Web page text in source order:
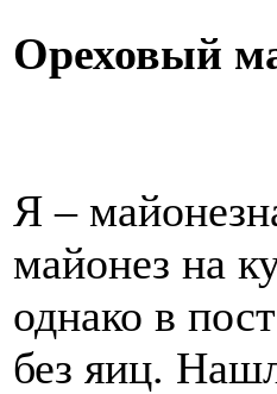
Ореховый
Я –
майонез на
однако в
без яиц.